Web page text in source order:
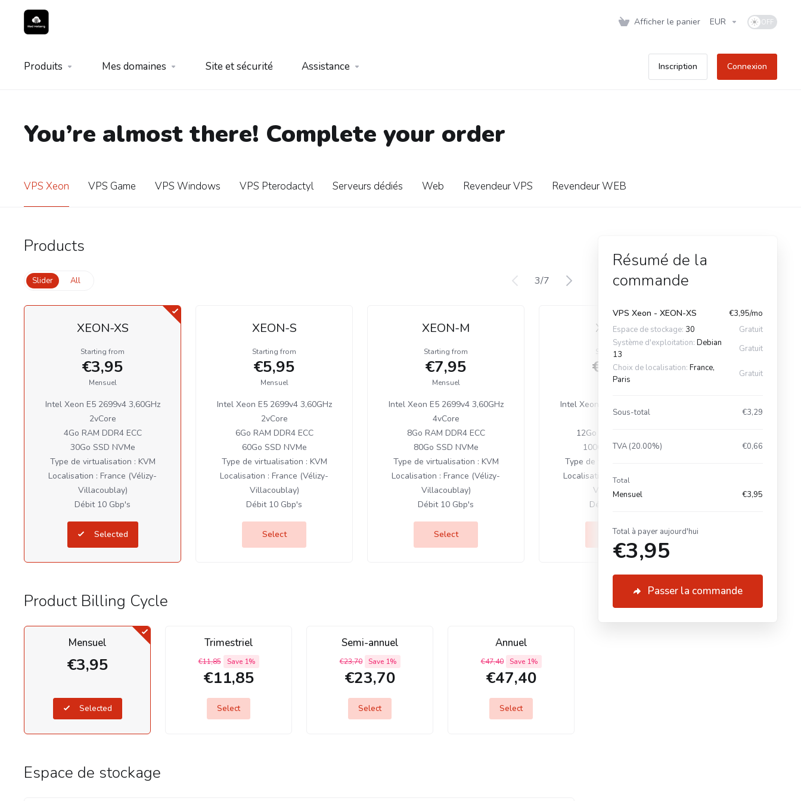
Afficher le panier EUR
Produits Mes domaines Site et sécurité Assistance Inscription Connexion
You’re almost there! Complete your order
VPS Xeon VPS Game VPS Windows VPS Pterodactyl Serveurs dédiés Web Revendeur VPS Revendeur WEB
Products
Slider All 3/7
XEON-XS
Starting from
€3,95
Mensuel
Intel Xeon E5 2699v4 3,60GHz
2vCore
4Go RAM DDR4 ECC
30Go SSD NVMe
Type de virtualisation : KVM
Localisation : France (Vélizy-
Villacoublay)
Débit 10 Gbp's
Selected
XEON-S
Starting from
€5,95
Mensuel
Intel Xeon E5 2699v4 3,60GHz
2vCore
6Go RAM DDR4 ECC
60Go SSD NVMe
Type de virtualisation : KVM
Localisation : France (Vélizy-
Villacoublay)
Débit 10 Gbp's
Select
XEON-M
Starting from
€7,95
Mensuel
Intel Xeon E5 2699v4 3,60GHz
4vCore
8Go RAM DDR4 ECC
80Go SSD NVMe
Type de virtualisation : KVM
Localisation : France (Vélizy-
Villacoublay)
Débit 10 Gbp's
Select
XEON-L
Starting from
€11,95
Mensuel
Intel Xeon E5 2699v4 3,60GHz
4vCore
12Go RAM DDR4 ECC
100Go SSD NVMe
Type de virtualisation : KVM
Localisation : France (Vélizy-
Villacoublay)
Débit 10 Gbp's
Select
120Go SSD
Product Billing Cycle
Mensuel
€3,95
Selected
Trimestriel
€11,85 Save 1%
€11,85
Select
Semi-annuel
€23,70 Save 1%
€23,70
Select
Annuel
€47,40 Save 1%
€47,40
Select
Espace de stockage
Résumé de la
commande
VPS Xeon - XEON-XS
€3,95/mo
Espace de stockage: 30
Gratuit
Système d'exploitation: Debian
13
Gratuit
Choix de localisation: France,
Paris
Gratuit
Sous-total €3,29
TVA (20.00%) €0,66
Total
Mensuel €3,95
Total à payer aujourd'hui
€3,95
Passer la commande